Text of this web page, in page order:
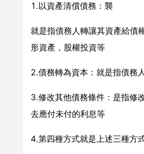
1.以資產清償債務：襲
就是指債務人轉讓其資產給債
形資產，股權投資等
2.債務轉為資本：就是指債務
3.修改其他債務條件：是指修
去應付未付的利息等
4.第四種方式就是上述三種方